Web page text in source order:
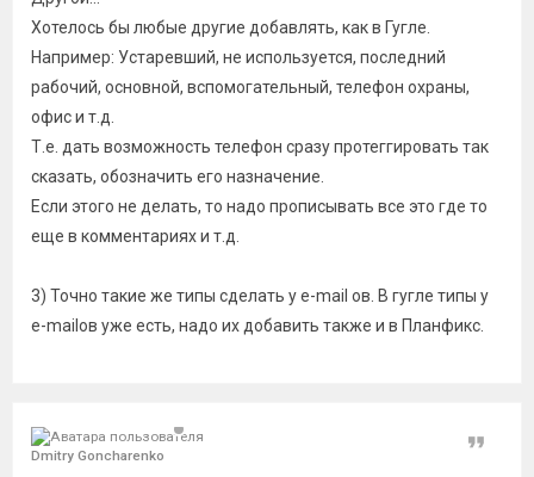
Хотелось бы любые другие добавлять, как в Гугле.
Например: Устаревший, не используется, последний
рабочий, основной, вспомогательный, телефон охраны,
офис и т.д.
Т.е. дать возможность телефон сразу протеггировать так
сказать, обозначить его назначение.
Если этого не делать, то надо прописывать все это где то
еще в комментариях и т.д.
3) Точно такие же типы сделать у e-mail ов. В гугле типы у
e-mailов уже есть, надо их добавить также и в Планфикс.
Dmitry Goncharenko
Цитата